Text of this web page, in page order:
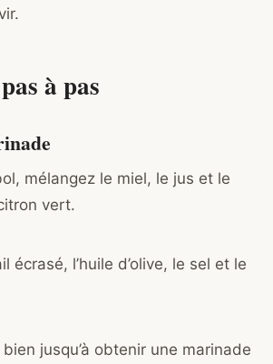
à pas
mélangez le miel, le jus et le
vert.
écrasé, l’huile d’olive, le sel et le
jusqu’à obtenir une marinade